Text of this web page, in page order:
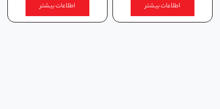
اطلاعات بیشتر اطلاعات بیشتر